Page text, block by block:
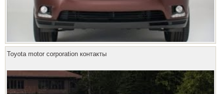
Toyota motor corporation контакты